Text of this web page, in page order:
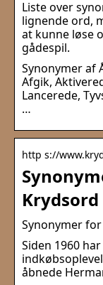
Liste over
lignende ord,
at kunne løse
gådespil.
Synonymer af
Afgik,
Lancerede,
…
http s://
Krydsord
Synonymer for
Siden 1960
åbnede